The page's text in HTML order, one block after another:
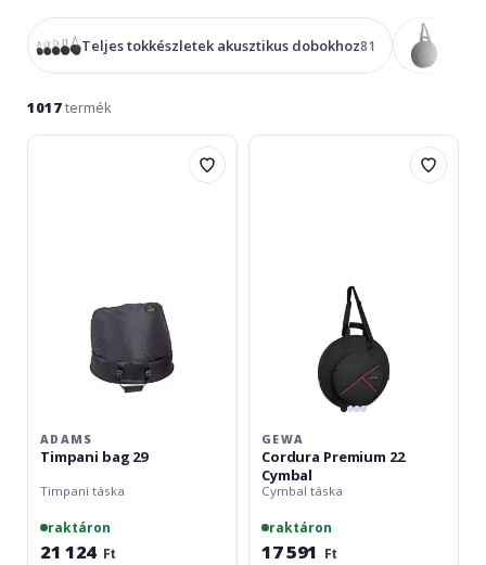
Teljes tokkészletek akusztikus dobokhoz81
1017termék
Adams
ADAMS
Timpani bag 29
Timpani táska
raktáron
21 124 Ft
Gewa
GEWA
Cordura Premium 22
Cymbal
Cymbal táska
raktáron
17 591 Ft